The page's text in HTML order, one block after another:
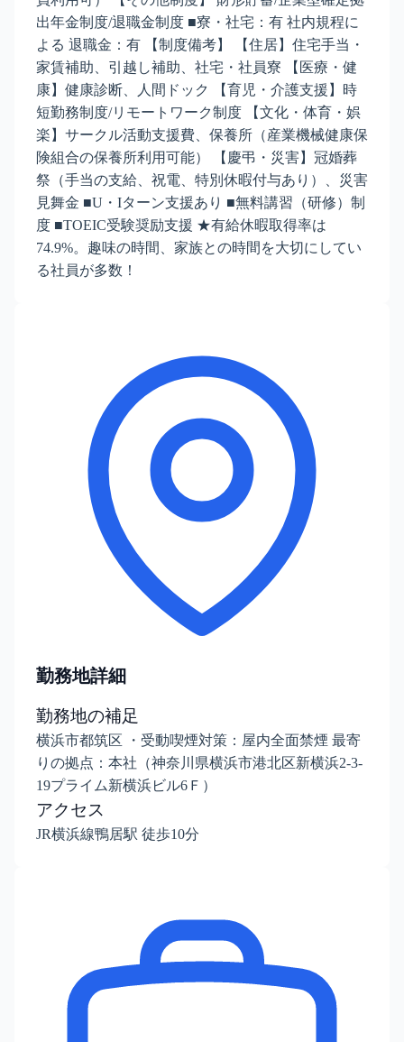
出年金制度/退職金制度 ■寮・社宅：有 社内規程に
よる 退職金：有 【制度備考】 【住居】住宅手当・
家賃補助、引越し補助、社宅・社員寮 【医療・健
康】健康診断、人間ドック 【育児・介護支援】時
短勤務制度/リモートワーク制度 【文化・体育・娯
楽】サークル活動支援費、保養所（産業機械健康保
険組合の保養所利用可能） 【慶弔・災害】冠婚葬
祭（手当の支給、祝電、特別休暇付与あり）、災害
見舞金 ■U・Iターン支援あり ■無料講習（研修）制
度 ■TOEIC受験奨励支援 ★有給休暇取得率は
74.9%。趣味の時間、家族との時間を大切にしてい
る社員が多数！
勤務地詳細
勤務地の補足
横浜市都筑区 ・受動喫煙対策：屋内全面禁煙 最寄
りの拠点：本社（神奈川県横浜市港北区新横浜2-3-
19プライム新横浜ビル6Ｆ）
アクセス
JR横浜線鴨居駅 徒歩10分